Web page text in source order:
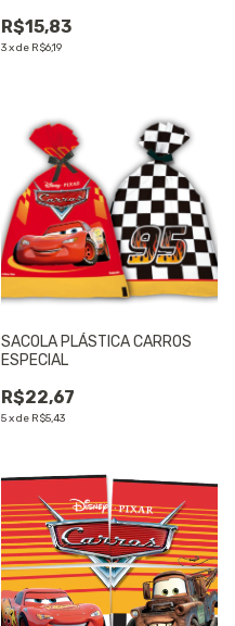
R$15,83
3xde R$6,19
SACOLA PLÁSTICA CARROS
ESPECIAL
R$22,67
5xde R$5,43